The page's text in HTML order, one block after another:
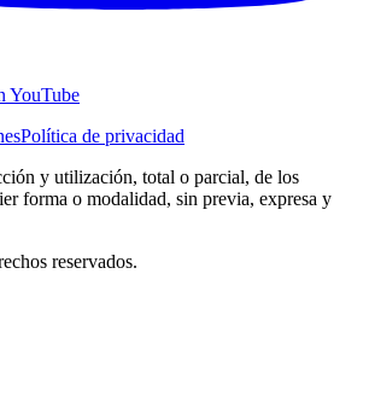
YouTube
Política de privacidad
y utilización, total o parcial, de los
forma o modalidad, sin previa, expresa y
reservados.